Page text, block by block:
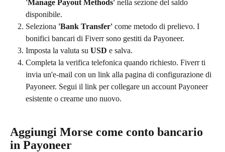
'Manage Payout Methods' nella sezione del saldo
disponibile.
Seleziona 'Bank Transfer' come metodo di prelievo. I
bonifici bancari di Fiverr sono gestiti da Payoneer.
Imposta la valuta su USD e salva.
Completa la verifica telefonica quando richiesto. Fiverr ti
invia un'e-mail con un link alla pagina di configurazione di
Payoneer. Segui il link per collegare un account Payoneer
esistente o crearne uno nuovo.
Aggiungi Morse come conto bancario
in Payoneer